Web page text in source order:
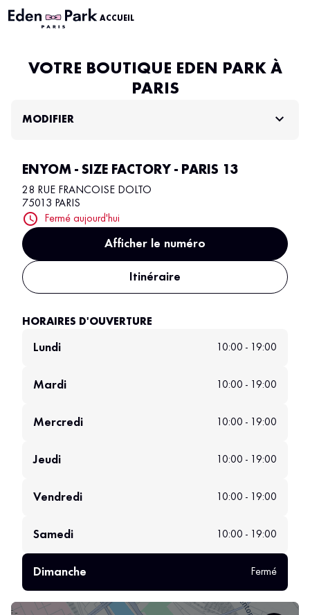
ACCUEIL
VOTRE BOUTIQUE EDEN PARK À
PARIS
MODIFIER
ENYOM - SIZE FACTORY - PARIS 13
28 RUE FRANCOISE DOLTO
75013 PARIS
Fermé aujourd'hui
Afficher le numéro
Itinéraire
HORAIRES D'OUVERTURE
Lundi 10:00 - 19:00
Mardi 10:00 - 19:00
Mercredi 10:00 - 19:00
Jeudi 10:00 - 19:00
Vendredi 10:00 - 19:00
Samedi 10:00 - 19:00
Dimanche Fermé